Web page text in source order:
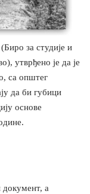
за студије и
утврђено је да је
са општег
да би губици
основе
документ, а